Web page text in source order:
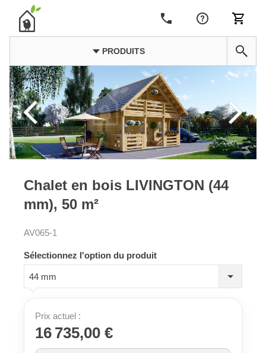
PRODUITS
Chalet en bois LIVINGTON (44
mm), 50 m²
AV065-1
Sélectionnez l'option du produit
44 mm
Prix actuel :
16 735,00 €